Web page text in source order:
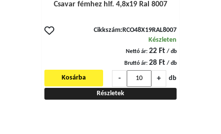
Csavar fémhez hlf. 4,8x19 Ral 8007
Cikkszám: RCO48X19RAL8007
Készleten
Nettó ár: 22 Ft / db
Bruttó ár: 28 Ft / db
- + db
Kosárba
Részletek